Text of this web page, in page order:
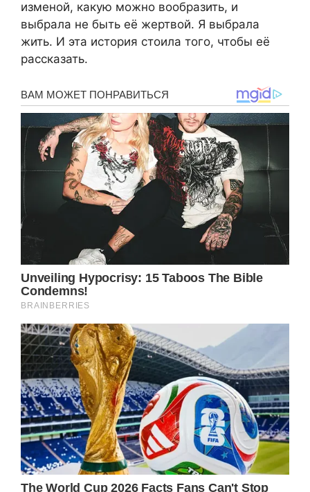
изменой, какую можно вообразить, и
выбрала не быть её жертвой. Я выбрала
жить. И эта история стоила того, чтобы её
рассказать.